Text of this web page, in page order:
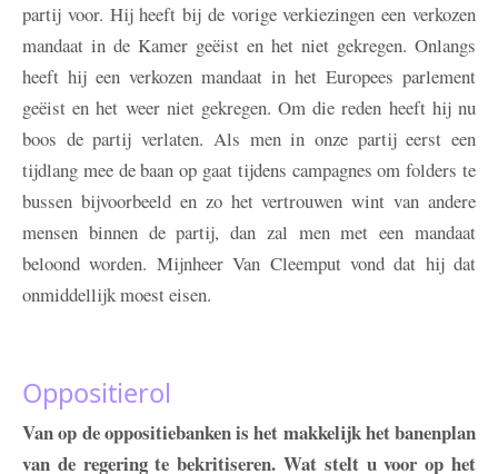
partij voor. Hij heeft bij de vorige verkiezingen een verkozen
mandaat in de Kamer geëist en het niet gekregen. Onlangs
heeft hij een verkozen mandaat in het Europees parlement
geëist en het weer niet gekregen. Om die reden heeft hij nu
boos de partij verlaten. Als men in onze partij eerst een
tijdlang mee de baan op gaat tijdens campagnes om folders te
bussen bijvoorbeeld en zo het vertrouwen wint van andere
mensen binnen de partij, dan zal men met een mandaat
beloond worden. Mijnheer Van Cleemput vond dat hij dat
onmiddellijk moest eisen.
Oppositierol
Van op de oppositiebanken is het makkelijk het banenplan
van de regering te bekritiseren. Wat stelt u voor op het